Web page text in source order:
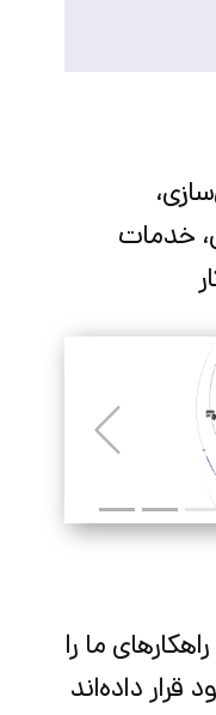
خدمات
Previous
راهکارهای ما را
قرار داده‌اند